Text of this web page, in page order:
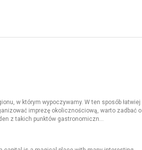
w którym wypoczywamy. W ten sposób łatwiej
imprezę okolicznościową, warto zadbać o
z takich punktów gastronomiczn...